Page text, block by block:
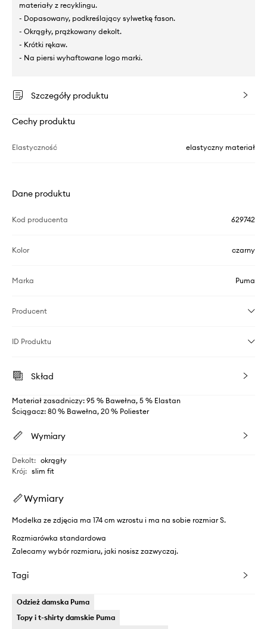
materiały z recyklingu.
- Dopasowany, podkreślający sylwetkę fason.
- Okrągły, prążkowany dekolt.
- Krótki rękaw.
- Na piersi wyhaftowane logo marki.
Szczegóły produktu
Cechy produktu
Elastyczność elastyczny materiał
Dane produktu
Kod producenta 629742
Kolor czarny
Marka Puma
Producent
ID Produktu
Skład
Materiał zasadniczy: 95 % Bawełna, 5 % Elastan
Ściągacz: 80 % Bawełna, 20 % Poliester
Wymiary
Dekolt: okrągły
Krój: slim fit
Wymiary
Modelka ze zdjęcia ma 174 cm wzrostu i ma na sobie rozmiar S.
Rozmiarówka standardowa
Zalecamy wybór rozmiaru, jaki nosisz zazwyczaj.
Tagi
Odzież damska Puma
Topy i t-shirty damskie Puma